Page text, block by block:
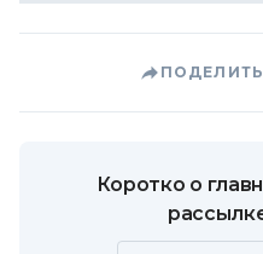
Коротко о